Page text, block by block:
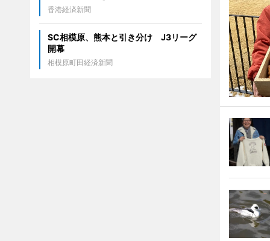
香港経済新聞
SC相模原、熊本と引き分け J3リーグ
開幕
相模原町田経済新聞